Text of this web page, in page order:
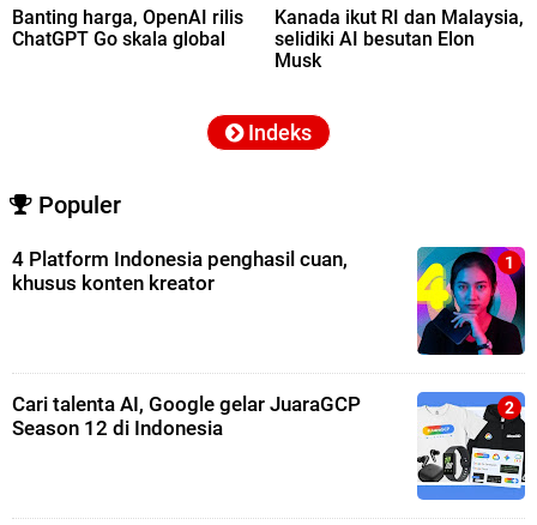
Banting harga, OpenAI rilis
ChatGPT Go skala global
Kanada ikut RI dan Malaysia,
selidiki AI besutan Elon
Musk
Indeks
Populer
4 Platform Indonesia penghasil cuan,
khusus konten kreator
Cari talenta AI, Google gelar JuaraGCP
Season 12 di Indonesia